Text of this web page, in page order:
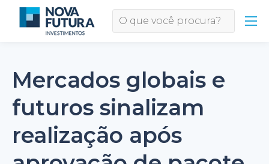
Mercados globais e
futuros sinalizam
realização após